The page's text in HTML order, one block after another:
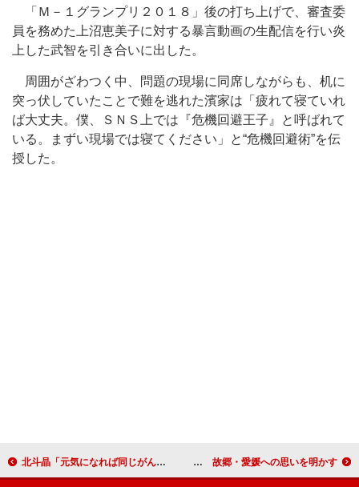
「Ｍ－１グランプリ２０１８」後の打ち上げで、審査委
員を務めた上沼恵美子に対する暴言動画の生配信を行い炎
上した武智を引き合いに出した。
周囲がざわつく中、問題の現場に同席しながらも、机に
突っ伏していたことで難を逃れた濱家は「疲れて寝ていれ
ば大丈夫。僕、ＳＮＳ上では『危機回避王子』と呼ばれて
いる。まずい現場では寝てください」と“危機回避術”を伝
授した。
北斗晶「元気になれば同じがんの人にも勇気を与えられる」 前立腺がん公表の宮本亜門へエール 水樹奈々「禁断のレジスタンス」ＭＶ撮影は地元で！ 故郷・愛媛への思いを明かす